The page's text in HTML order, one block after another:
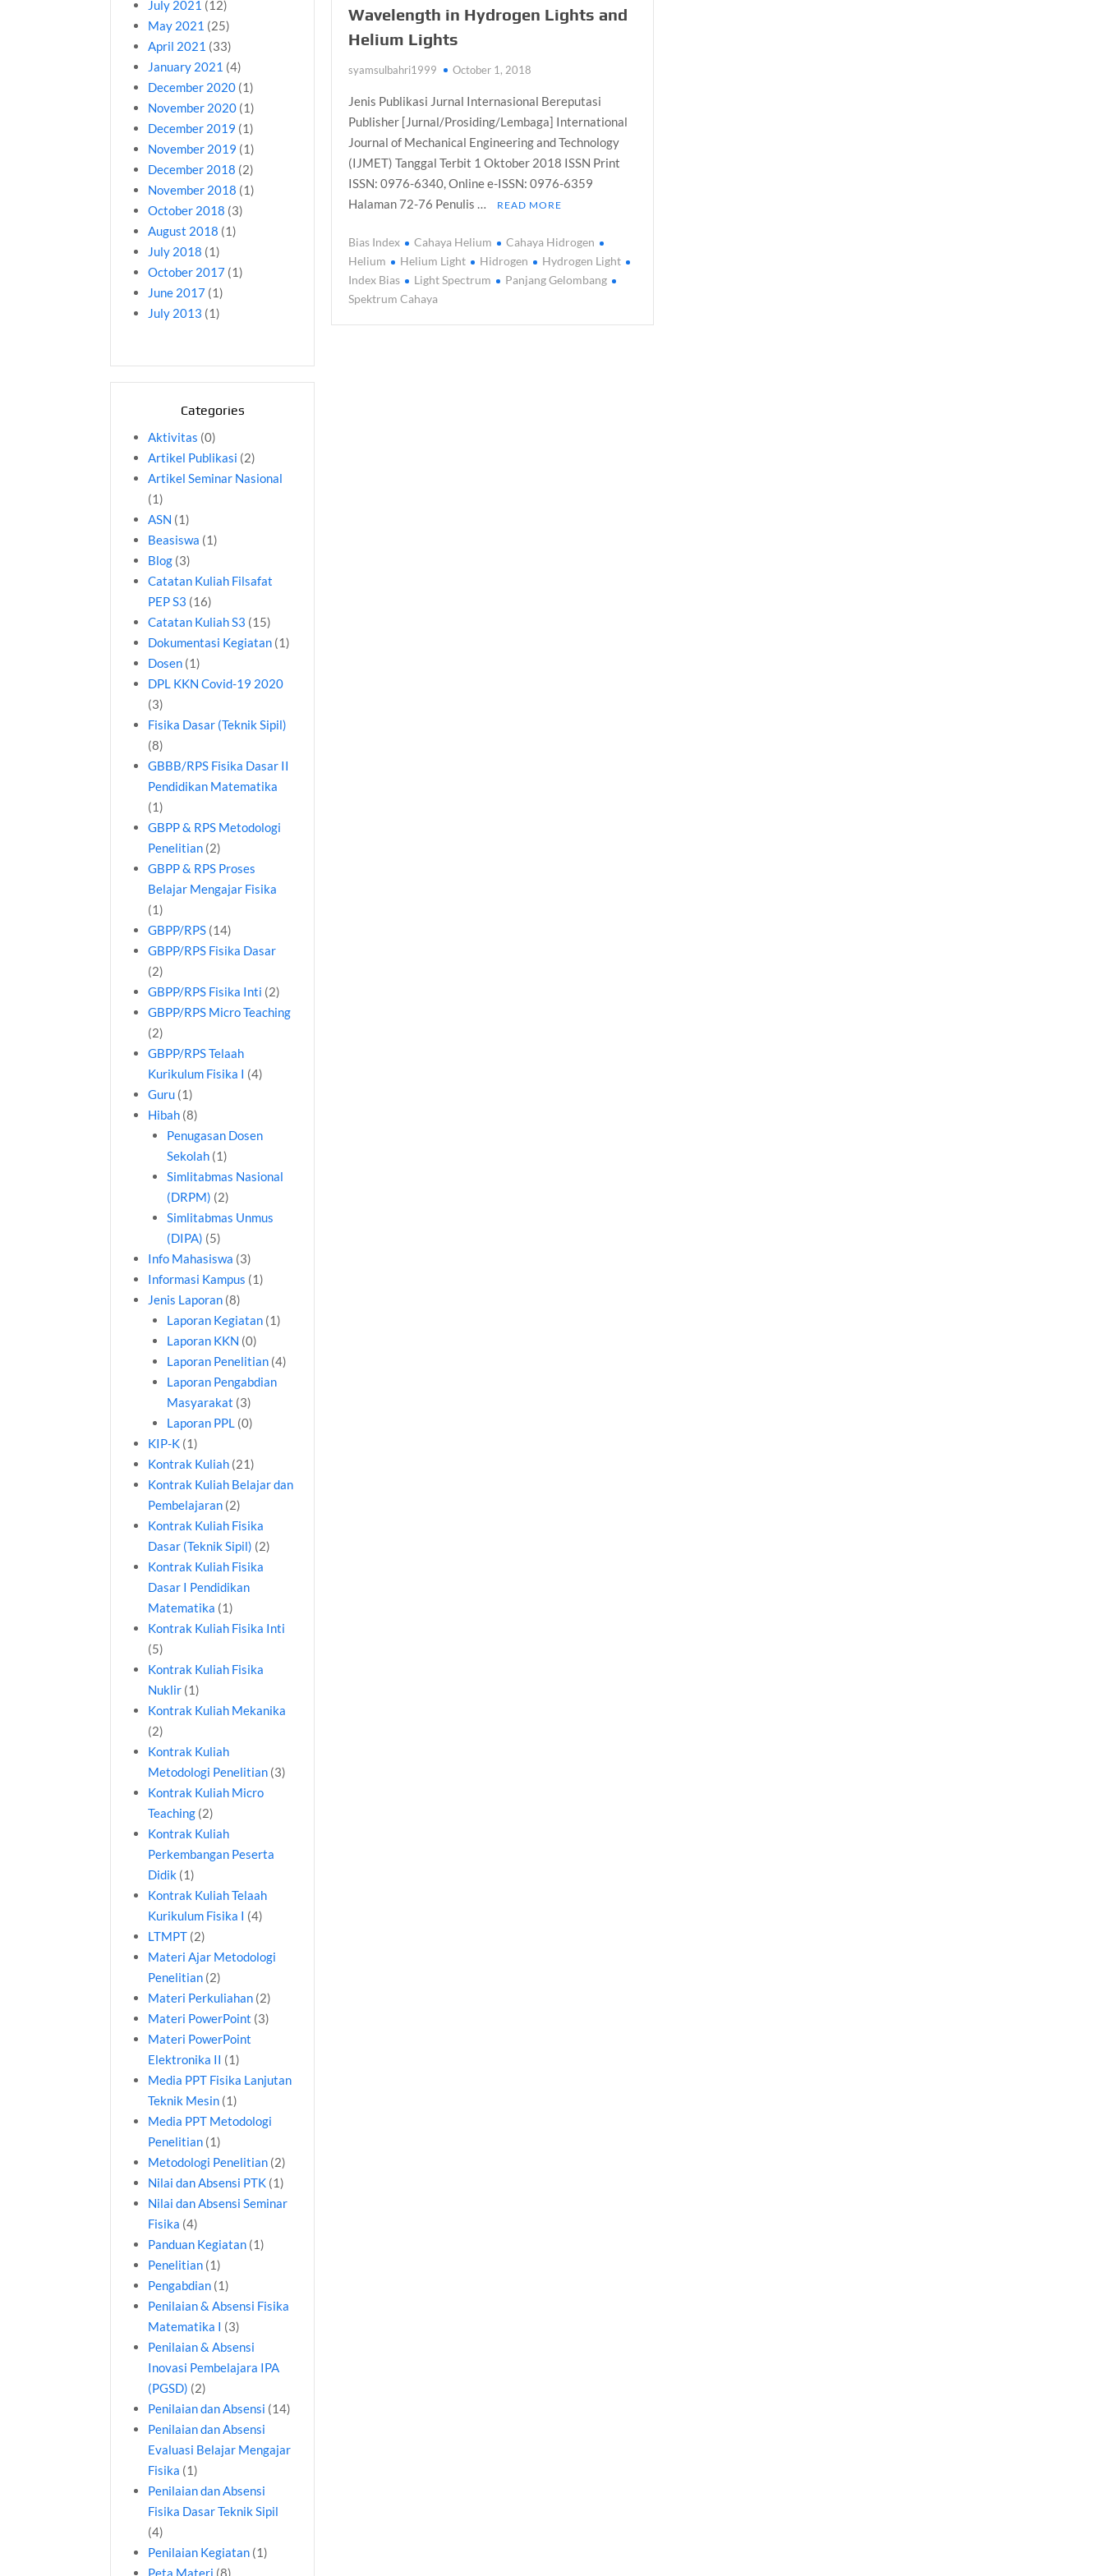
Wavelength in Hydrogen Lights and
Helium Lights
syamsulbahri1999 October 1, 2018
Jenis Publikasi Jurnal Internasional Bereputasi
Publisher [Jurnal/Prosiding/Lembaga] International
Journal of Mechanical Engineering and Technology
(IJMET) Tanggal Terbit 1 Oktober 2018 ISSN Print
ISSN: 0976-6340, Online e-ISSN: 0976-6359
Halaman 72-76 Penulis …
READ MORE
Bias Index Cahaya Helium
Cahaya Hidrogen
Helium
Helium Light Hidrogen
Hydrogen Light
Index Bias
Light Spectrum
Panjang Gelombang
Spektrum Cahaya
July 2021 (12)
May 2021 (25)
April 2021 (33)
January 2021 (4)
December 2020 (1)
November 2020 (1)
December 2019 (1)
November 2019 (1)
December 2018 (2)
November 2018 (1)
October 2018 (3)
August 2018 (1)
July 2018 (1)
October 2017 (1)
June 2017 (1)
July 2013 (1)
Categories
Aktivitas (0)
Artikel Publikasi (2)
Artikel Seminar Nasional
(1)
ASN (1)
Beasiswa (1)
Blog (3)
Catatan Kuliah Filsafat
PEP S3 (16)
Catatan Kuliah S3 (15)
Dokumentasi Kegiatan (1)
Dosen (1)
DPL KKN Covid-19 2020
(3)
Fisika Dasar (Teknik Sipil)
(8)
GBBB/RPS Fisika Dasar II
Pendidikan Matematika
(1)
GBPP & RPS Metodologi
Penelitian (2)
GBPP & RPS Proses
Belajar Mengajar Fisika
(1)
GBPP/RPS (14)
GBPP/RPS Fisika Dasar
(2)
GBPP/RPS Fisika Inti (2)
GBPP/RPS Micro Teaching
(2)
GBPP/RPS Telaah
Kurikulum Fisika I (4)
Guru (1)
Hibah (8)
Penugasan Dosen
Sekolah(1)
Simlitabmas Nasional
(DRPM) (2)
Simlitabmas Unmus
(DIPA) (5)
Info Mahasiswa (3)
Informasi Kampus (1)
Jenis Laporan (8)
Laporan Kegiatan(1)
Laporan KKN (0)
Laporan Penelitian(4)
Laporan Pengabdian
Masyarakat (3)
Laporan PPL(0)
KIP-K (1)
Kontrak Kuliah (21)
Kontrak Kuliah Belajar dan
Pembelajaran (2)
Kontrak Kuliah Fisika
Dasar (Teknik Sipil) (2)
Kontrak Kuliah Fisika
Dasar I Pendidikan
Matematika (1)
Kontrak Kuliah Fisika Inti
(5)
Kontrak Kuliah Fisika
Nuklir (1)
Kontrak Kuliah Mekanika
(2)
Kontrak Kuliah
Metodologi Penelitian (3)
Kontrak Kuliah Micro
Teaching (2)
Kontrak Kuliah
Perkembangan Peserta
Didik (1)
Kontrak Kuliah Telaah
Kurikulum Fisika I (4)
LTMPT (2)
Materi Ajar Metodologi
Penelitian (2)
Materi Perkuliahan (2)
Materi PowerPoint (3)
Materi PowerPoint
Elektronika II (1)
Media PPT Fisika Lanjutan
Teknik Mesin (1)
Media PPT Metodologi
Penelitian (1)
Metodologi Penelitian (2)
Nilai dan Absensi PTK (1)
Nilai dan Absensi Seminar
Fisika (4)
Panduan Kegiatan (1)
Penelitian (1)
Pengabdian (1)
Penilaian & Absensi Fisika
Matematika I (3)
Penilaian & Absensi
Inovasi Pembelajara IPA
(PGSD) (2)
Penilaian dan Absensi (14)
Penilaian dan Absensi
Evaluasi Belajar Mengajar
Fisika (1)
Penilaian dan Absensi
Fisika Dasar Teknik Sipil
(4)
Penilaian Kegiatan (1)
Peta Materi (8)